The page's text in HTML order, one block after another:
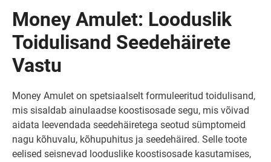
Money Amulet: Looduslik
Toidulisand Seedehäirete
Vastu
Money Amulet on spetsiaalselt formuleeritud toidulisand,
mis sisaldab ainulaadse koostisosade segu, mis võivad
aidata leevendada seedehäiretega seotud sümptomeid
nagu kõhuvalu, kõhupuhitus ja seedehäired. Selle toote
eelised seisnevad looduslike koostisosade kasutamises,